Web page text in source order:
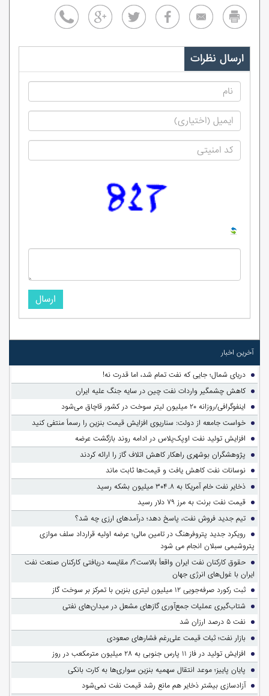
ارسال نظرات
ارسال
آخرین اخبار
دریای شمال؛ جایی که نفت تمام شد، اما قدرت نه!
کاهش چشمگیر واردات نفت چین در سایه جنگ علیه ایران
اینفوگرافی/روزانه ۲۰ میلیون لیتر سوخت در کشور قاچاق می‌شود
خواست جامعه از دولت: سناریوی افزایش قیمت بنزین را رسماً منتفی کنید
افزایش تولید نفت اوپک‌پلاس در ادامه روند بازگشت عرضه
پژوهشگران بوشهری راهکار کاهش اتلاف گاز را ارائه کردند
نوسانات نفت کاهش یافت و قیمت‌ها ثابت ماند
ذخایر نفت خام آمریکا به ۳۰۴.۸ میلیون بشکه رسید
قیمت نفت برنت به مرز ۷۹ دلار رسید
تیم جدید فروش نفت، پاسخ دهد؛ درآمدهای ارزی چه شد؟
رویکرد جدید پتروفرهنگ در تامین مالی؛ عرضه اولیه قرارداد سلف موازی
پتروشیمی سبلان انجام می شود
حقوق کارکنان نفت ایران واقعاً بالاست؟/ مقایسه دریافتی کارکنان صنعت نفت
ایران با غول‌های انرژی جهان
ثبت رکورد صرفه‌جویی ۱۲ میلیون لیتری بنزین با تمرکز بر سوخت گاز
شتاب‌گیری عملیات جمع‌آوری گازهای مشعل در میدان‌های نفتی
نفت ۵ درصد ارزان شد
بازار نفت؛ ثبات قیمت علی‌رغم فشارهای صعودی
افزایش تولید در فاز ۱۱ پارس جنوبی به ۲۸ میلیون مترمکعب در روز
پایان پاییز؛ موعد انتقال سهمیه بنزین سواری‌ها به کارت بانکی
آزادسازی بیشتر ذخایر هم مانع رشد قیمت نفت نمی‌شود